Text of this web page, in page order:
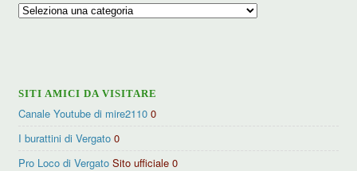
Ricerca
SITI AMICI DA VISITARE
Canale Youtube di mire2110 0
I burattini di Vergato 0
Pro Loco di Vergato Sito ufficiale 0